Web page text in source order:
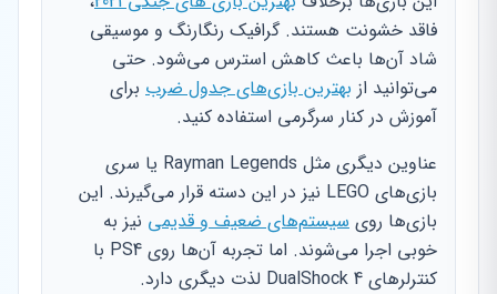
فاقد خشونت هستند. گرافیک رنگارنگ و موسیقی
شاد آن‌ها باعث کاهش استرس می‌شود. حتی
می‌توانید از بهترین بازی‌های جدول ضرب برای
آموزش در کنار سرگرمی استفاده کنید.
عناوین دیگری مثل Rayman Legends یا سری
بازی‌های LEGO نیز در این دسته قرار می‌گیرند. این
بازی‌ها روی سیستم‌های ضعیف و قدیمی نیز به
خوبی اجرا می‌شوند. اما تجربه آن‌ها روی PS4 با
کنترلرهای DualShock 4 لذت دیگری دارد.